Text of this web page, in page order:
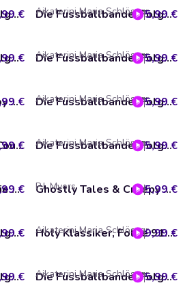
Die Fussballbande, Folge 40: Rivalen€ Die Fussballbande, Folge 39: Das Ziel vor Augen
Aikaterini Maria Schlösser5,99 €
Die Fussballbande, Folge 38: Auf die Plätze, fertig - LOS!€ Die Fussballbande, Folge 37: Jammern verboten!
Aikaterini Maria Schlösser5,99 €
Ghostly Tales & Creepy Stories, Folge 8: Der Galgen (ungekürzt)€ Die Fussballbande, Folge 36: In die Knie gezwungen
Aikaterini Maria Schlösser5,99 €
Van Dusen, Folge 40: Countdown (ungekürzt)
€ Die Fussballbande, Folge 35: Kopfbälle und Hexen
Aikaterini Maria Schlösser5,99 €
Die Letzten Helden, Die Abenteuer der Letzten Helden, Folge 33: Iolaos und Virginè (ungekürzt)€ Ghostly Tales & Creepy Stories, Folge 7: Der Leuchtturm
P.J. Myers 5,99 €
Die Fussballbande, Folge 30: Kopf an Kopf€ Holy Klassiker, Folge 91: Das tapfere Schneiderlein
Aikaterini Maria Schlösser9,99 €
Die Fussballbande, Folge 29: Achtung: Hochspannung! (ungekürzt)€ Die Fussballbande, Folge 27: Willkommen im Fussballcamp!
Aikaterini Maria Schlösser5,99 €